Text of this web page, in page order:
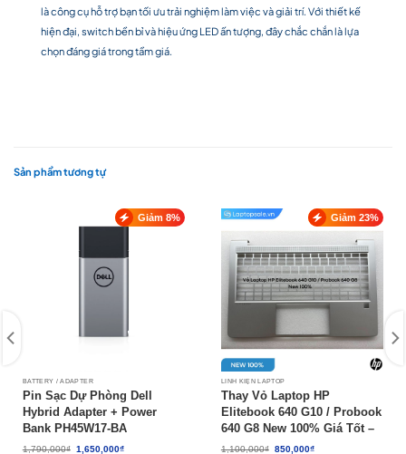
là công cụ hỗ trợ bạn tối ưu trải nghiệm làm việc và giải trí. Với thiết kế
hiện đại, switch bền bỉ và hiệu ứng LED ấn tượng, đây chắc chắn là lựa
chọn đáng giá trong tầm giá.
Sản phẩm tương tự
Giảm 8%
BATTERY / ADAPTER
Pin Sạc Dự Phòng Dell
Hybrid Adapter + Power
Bank PH45W17-BA
1,790,000₫ Giá
1,650,000₫Giá
Giảm 23%
LINH KIỆN LAPTOP
Thay Vỏ Laptop HP
Elitebook 640 G10 / Probook
640 G8 New 100% Giá Tốt –
Anh Triết Computer
1,100,000₫ Giá
850,000₫Giá